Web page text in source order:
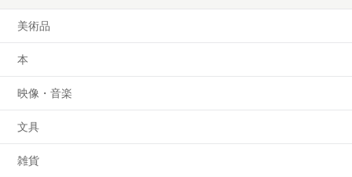
美術品
本
映像・音楽
文具
雑貨